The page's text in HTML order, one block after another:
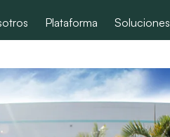
Plataforma Soluciones